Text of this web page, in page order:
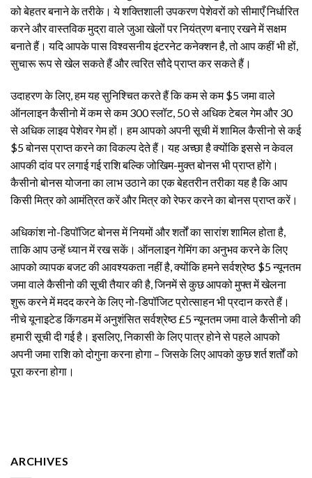
को बेहतर बनाने के तरीके। ये शक्तिशाली उपकरण पेशेवरों को सीमाएँ निर्धारित
करने और वास्तविक मुद्रा वाले जुआ खेलों पर नियंत्रण बनाए रखने में सक्षम
बनाते हैं। यदि आपके पास विश्वसनीय इंटरनेट कनेक्शन है, तो आप कहीं भी हों,
सुचारू रूप से खेल सकते हैं और त्वरित सौदे प्राप्त कर सकते हैं।
उदाहरण के लिए, हम यह सुनिश्चित करते हैं कि कम से कम $5 जमा वाले
ऑनलाइन कैसीनो में कम से कम 300 स्लॉट, 50 से अधिक टेबल गेम और 30
से अधिक लाइव पेशेवर गेम हों। हम आपको अपनी सूची में शामिल कैसीनो से कई
$5 बोनस प्राप्त करने का विकल्प देते हैं। यह अच्छा है क्योंकि इससे न केवल
आपकी दांव पर लगाई गई राशि बल्कि जोखिम-मुक्त बोनस भी प्राप्त होंगे।
कैसीनो बोनस योजना का लाभ उठाने का एक बेहतरीन तरीका यह है कि आप
किसी मित्र को आमंत्रित करें और मित्र को रेफर करने का बोनस प्राप्त करें।
अधिकांश नो-डिपॉजिट बोनस में नियमों और शर्तों का सारांश शामिल होता है,
ताकि आप उन्हें ध्यान में रख सकें। ऑनलाइन गेमिंग का अनुभव करने के लिए
आपको व्यापक बजट की आवश्यकता नहीं है, क्योंकि हमने सर्वश्रेष्ठ $5 न्यूनतम
जमा वाले कैसीनो की सूची तैयार की है, जिनमें से कुछ आपको मुफ्त में खेलना
शुरू करने में मदद करने के लिए नो-डिपॉजिट प्रोत्साहन भी प्रदान करते हैं।
नीचे यूनाइटेड किंगडम में अनुशंसित सर्वश्रेष्ठ £5 न्यूनतम जमा वाले कैसीनो की
हमारी सूची दी गई है। इसलिए, निकासी के लिए पात्र होने से पहले आपको
अपनी जमा राशि को दोगुना करना होगा – जिसके लिए आपको कुछ शर्त शर्तों को
पूरा करना होगा।
ARCHIVES